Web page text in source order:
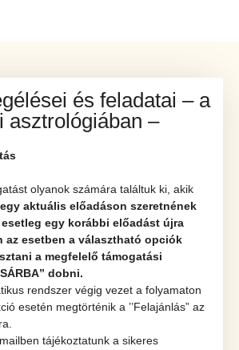
és feladatai – a
asztrológiában –
olyanok számára találtuk ki, akik
aktuális előadáson szeretnének
egy korábbi előadást újra
az esetben a választható opciók
a megfelelő támogatási
dobni.
rendszer végig vezet a folyamaton
esetén megtörténik a ’’Felajánlás” az
tájékoztatunk a sikeres